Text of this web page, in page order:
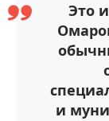
Это
и